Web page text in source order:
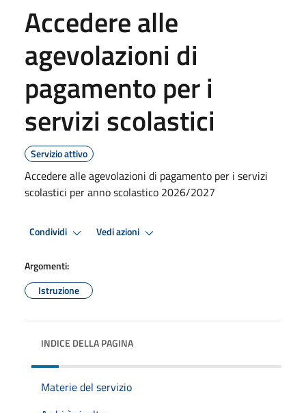
Accedere alle
agevolazioni di
pagamento per i
servizi scolastici
Servizio attivo
Accedere alle agevolazioni di pagamento per i servizi
scolastici per anno scolastico 2026/2027
Condividi Vedi azioni
Argomenti:
Istruzione
INDICE DELLA PAGINA
Materie del servizio